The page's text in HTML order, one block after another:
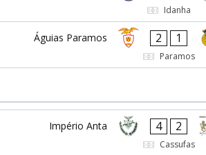
Idanha
Águias Paramos 2 1
Paramos
Império Anta 4 2
Cassufas